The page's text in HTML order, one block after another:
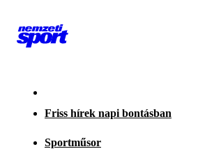
Friss hírek napi bontásban
Sportműsor